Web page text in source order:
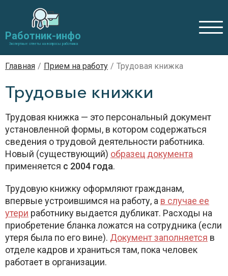
Работник-инфо
Экспертные ответы на вопросы работника
Главная / Прием на работу / Трудовая книжка
Трудовые книжки
Трудовая книжка — это персональный документ
установленной формы, в котором содержаться
сведения о трудовой деятельности работника.
Новый (существующий) образец документа
применяется с 2004 года.
Трудовую книжку оформляют гражданам,
впервые устроившимся на работу, а в случае ее
утери работнику выдается дубликат. Расходы на
приобретение бланка ложатся на сотрудника (если
утеря была по его вине). Документ заполняется в
отделе кадров и храниться там, пока человек
работает в организации.